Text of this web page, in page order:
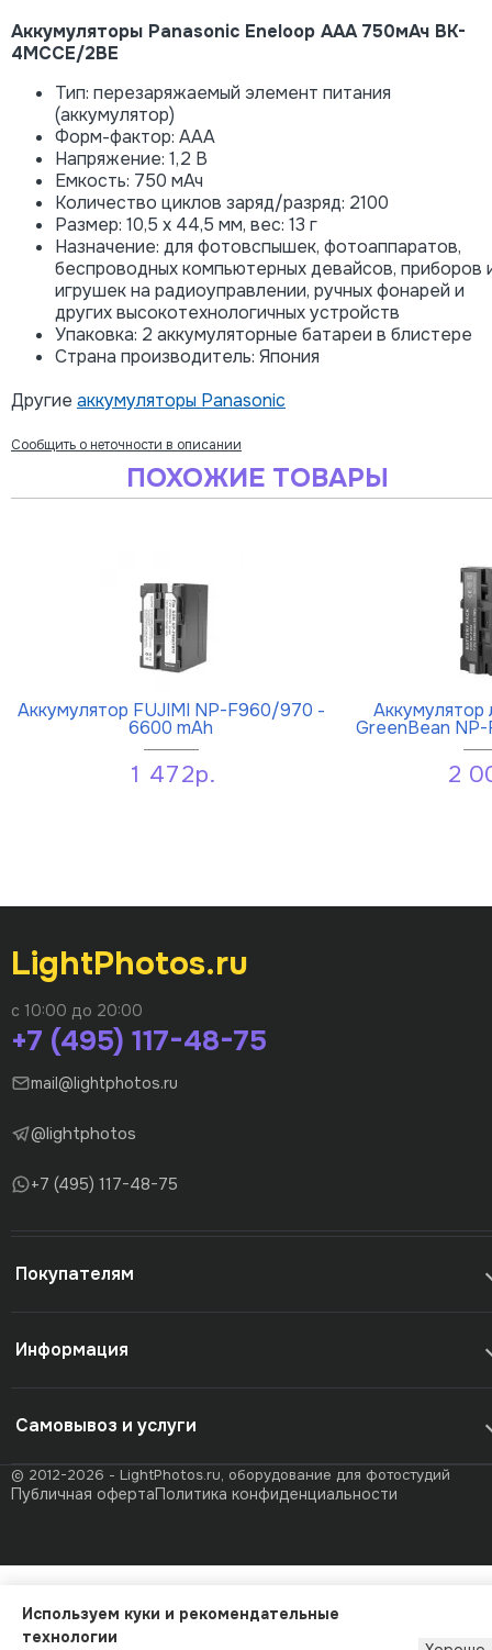
Аккумуляторы Panasonic Eneloop AAA 750мАч BK-
4MCCE/2BE
Тип: перезаряжаемый элемент питания
(аккумулятор)
Форм-фактор: ААА
Напряжение: 1,2 В
Емкость: 750 мАч
Количество циклов заряд/разряд: 2100
Размер: 10,5 x 44,5 мм, вес: 13 г
Назначение: для фотовспышек, фотоаппаратов,
беспроводных компьютерных девайсов, приборов
игрушек на радиоуправлении, ручных фонарей и
других высокотехнологичных устройств
Упаковка: 2 аккумуляторные батареи в блистере
Страна производитель: Япония
Другие аккумуляторы Panasonic
Сообщить о неточности в описании
ПОХОЖИЕ ТОВАРЫ
Аккумулятор FUJIMI NP-F960/970 -
6600 mAh
1 472р.
Аккумулятор
GreenBean
2
LightPhotos.ru
с 10:00 до 20:00
+7 (495) 117-48-75
mail@lightphotos.ru
@lightphotos
+7 (495) 117-48-75
Покупателям
Информация
Самовывоз и услуги
© 2012-2026 - LightPhotos.ru, оборудование для фотостудий
Публичная офертаПолитика конфиденциальности
Используем куки и рекомендательные
технологии